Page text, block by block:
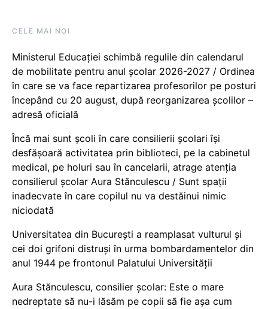
CELE MAI NOI
Ministerul Educației schimbă regulile din calendarul
de mobilitate pentru anul școlar 2026-2027 / Ordinea
în care se va face repartizarea profesorilor pe posturi
începând cu 20 august, după reorganizarea școlilor –
adresă oficială
Încă mai sunt școli în care consilierii școlari își
desfășoară activitatea prin biblioteci, pe la cabinetul
medical, pe holuri sau în cancelarii, atrage atenția
consilierul școlar Aura Stănculescu / Sunt spații
inadecvate în care copilul nu va destăinui nimic
niciodată
Universitatea din București a reamplasat vulturul și
cei doi grifoni distruși în urma bombardamentelor din
anul 1944 pe frontonul Palatului Universității
Aura Stănculescu, consilier școlar: Este o mare
nedreptate să nu-i lăsăm pe copii să fie așa cum